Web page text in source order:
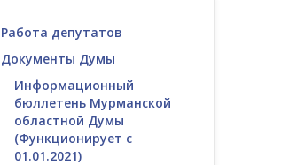
Работа депутатов
Документы Думы
Информационный
бюллетень Мурманской
областной Думы
(Функционирует с
01.01.2021)